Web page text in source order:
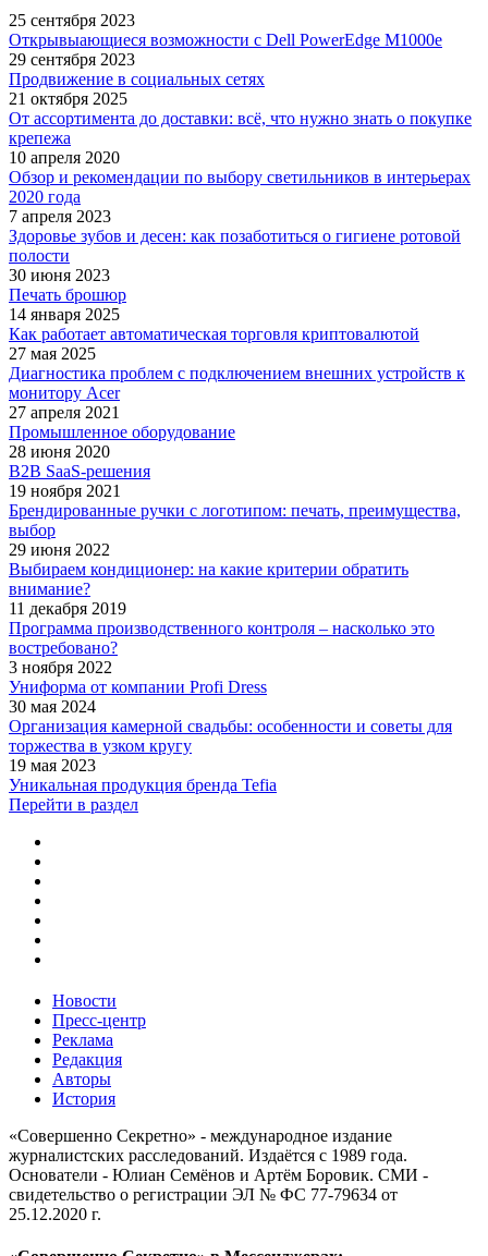
25 сентября 2023
Открывыающиеся возможности с Dell PowerEdge M1000e
29 сентября 2023
Продвижение в социальных сетях
21 октября 2025
От ассортимента до доставки: всё, что нужно знать о покупке
крепежа
10 апреля 2020
Обзор и рекомендации по выбору светильников в интерьерах
2020 года
7 апреля 2023
Здоровье зубов и десен: как позаботиться о гигиене ротовой
полости
30 июня 2023
Печать брошюр
14 января 2025
Как работает автоматическая торговля криптовалютой
27 мая 2025
Диагностика проблем с подключением внешних устройств к
монитору Acer
27 апреля 2021
Промышленное оборудование
28 июня 2020
B2B SaaS-решения
19 ноября 2021
Брендированные ручки с логотипом: печать, преимущества,
выбор
29 июня 2022
Выбираем кондиционер: на какие критерии обратить
внимание?
11 декабря 2019
Программа производственного контроля – насколько это
востребовано?
3 ноября 2022
Униформа от компании Profi Dress
30 мая 2024
Организация камерной свадьбы: особенности и советы для
торжества в узком кругу
19 мая 2023
Уникальная продукция бренда Tefia
Перейти в раздел
Новости
Пресс-центр
Реклама
Редакция
Авторы
История
«Совершенно Секретно» - международное издание
журналистских расследований. Издаётся с 1989 года.
Основатели - Юлиан Семёнов и Артём Боровик. CМИ -
свидетельство о регистрации ЭЛ № ФС 77-79634 от
25.12.2020 г.